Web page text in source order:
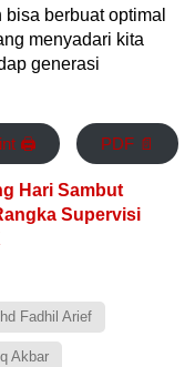
berbuat optimal
menyadari kita
generasi
🖨 PDF 📄
Hari Sambut
Supervisi
Fadhil Arief
Akbar